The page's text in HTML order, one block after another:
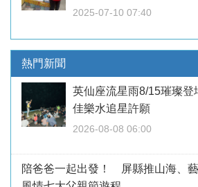
2025-07-10 07:40
熱門新聞
英仙座流星雨8/15璀璨
佳樂水追星許願
2026-08-08 06:00
陪爸爸一起出發！ 屏縣推山海、